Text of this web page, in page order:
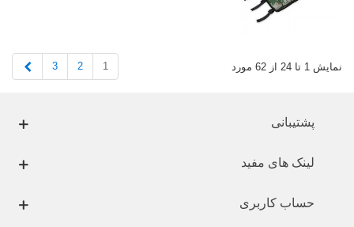
نمایش 1 تا 24 از 62 مورد 1
2
3
پشتیبانی
لینک های مفید
حساب کاربری